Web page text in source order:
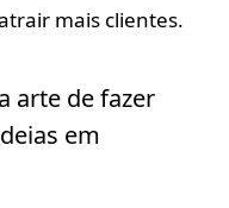
mais clientes.
arte de fazer
em